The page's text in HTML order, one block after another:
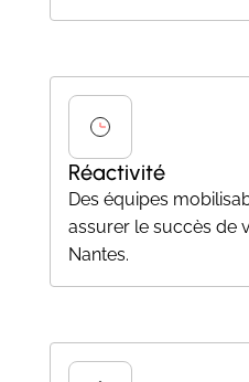
Réactivité
Des équipes
assurer le succès de
Nantes.